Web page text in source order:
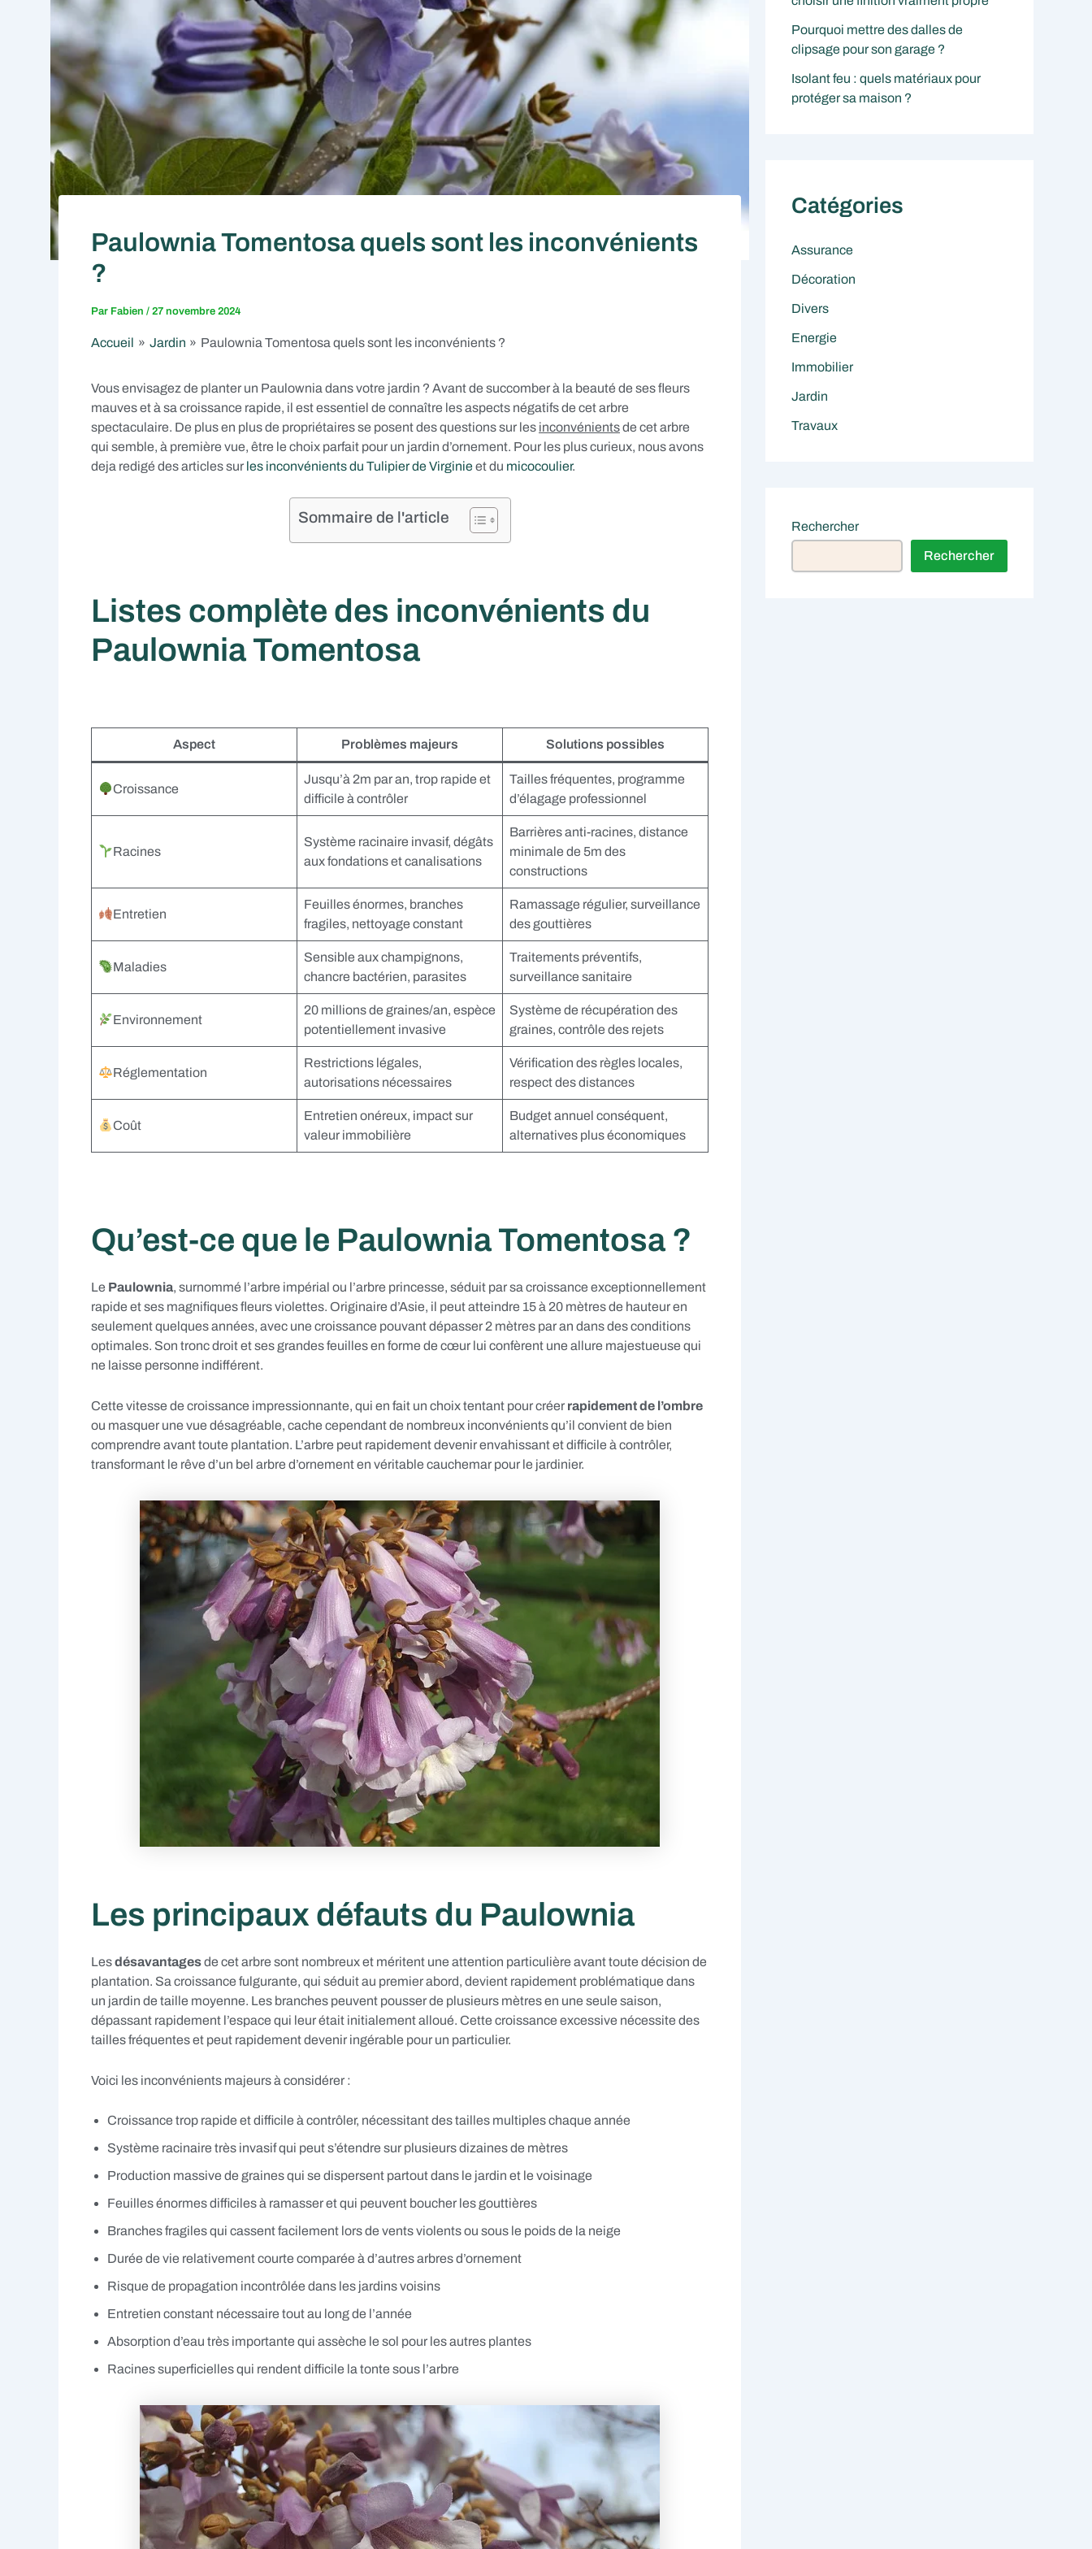
Paulownia Tomentosa quels sont les inconvénients
?
Par Fabien / 27 novembre 2024
Accueil Jardin Paulownia Tomentosa quels sont les inconvénients ?
Vous envisagez de planter un Paulownia dans votre jardin ? Avant de succomber à la beauté de ses fleurs
mauves et à sa croissance rapide, il est essentiel de connaître les aspects négatifs de cet arbre
spectaculaire. De plus en plus de propriétaires se posent des questions sur les inconvénientsde cet arbre
qui semble, à première vue, être le choix parfait pour un jardin d’ornement. Pour les plus curieux, nous avons
deja redigé des articles sur les inconvénients du Tulipier de Virginieet du micocoulier.
Sommaire de l'article
Listes complète des inconvénients du
Paulownia Tomentosa
Aspect Problèmes majeurs Solutions possibles
Croissance
Jusqu’à 2m par an, trop rapide et
difficile à contrôler
Tailles fréquentes, programme
d’élagage professionnel
Racines
Système racinaire invasif, dégâts
aux fondations et canalisations
Barrières anti-racines, distance
minimale de 5m des
constructions
Entretien
Feuilles énormes, branches
fragiles, nettoyage constant
Ramassage régulier, surveillance
des gouttières
Maladies
Sensible aux champignons,
chancre bactérien, parasites
Traitements préventifs,
surveillance sanitaire
Environnement
20 millions de graines/an, espèce
potentiellement invasive
Système de récupération des
graines, contrôle des rejets
Réglementation
Restrictions légales,
autorisations nécessaires
Vérification des règles locales,
respect des distances
Coût
Entretien onéreux, impact sur
valeur immobilière
Budget annuel conséquent,
alternatives plus économiques
Qu’est-ce que le Paulownia Tomentosa ?
Le Paulownia, surnommé l’arbre impérial ou l’arbre princesse, séduit par sa croissance exceptionnellement
rapide et ses magnifiques fleurs violettes. Originaire d’Asie, il peut atteindre 15 à 20 mètres de hauteur en
seulement quelques années, avec une croissance pouvant dépasser 2 mètres par an dans des conditions
optimales. Son tronc droit et ses grandes feuilles en forme de cœur lui confèrent une allure majestueuse qui
ne laisse personne indifférent.
Cette vitesse de croissance impressionnante, qui en fait un choix tentant pour créer rapidement de l’ombre
ou masquer une vue désagréable, cache cependant de nombreux inconvénients qu’il convient de bien
comprendre avant toute plantation. L’arbre peut rapidement devenir envahissant et difficile à contrôler,
transformant le rêve d’un bel arbre d’ornement en véritable cauchemar pour le jardinier.
Les principaux défauts du Paulownia
Lesdésavantagesde cet arbre sont nombreux et méritent une attention particulière avant toute décision de
plantation. Sa croissance fulgurante, qui séduit au premier abord, devient rapidement problématique dans
un jardin de taille moyenne. Les branches peuvent pousser de plusieurs mètres en une seule saison,
dépassant rapidement l’espace qui leur était initialement alloué. Cette croissance excessive nécessite des
tailles fréquentes et peut rapidement devenir ingérable pour un particulier.
Voici les inconvénients majeurs à considérer :
Croissance trop rapide et difficile à contrôler, nécessitant des tailles multiples chaque année
Système racinaire très invasif qui peut s’étendre sur plusieurs dizaines de mètres
Production massive de graines qui se dispersent partout dans le jardin et le voisinage
Feuilles énormes difficiles à ramasser et qui peuvent boucher les gouttières
Branches fragiles qui cassent facilement lors de vents violents ou sous le poids de la neige
Durée de vie relativement courte comparée à d’autres arbres d’ornement
Risque de propagation incontrôlée dans les jardins voisins
Entretien constant nécessaire tout au long de l’année
Absorption d’eau très importante qui assèche le sol pour les autres plantes
Racines superficielles qui rendent difficile la tonte sous l’arbre
Pourquoi mettre des dalles de
clipsage pour son garage ?
Isolant feu : quels matériaux pour
protéger sa maison ?
Catégories
Assurance
Décoration
Divers
Energie
Immobilier
Jardin
Travaux
Rechercher
Rechercher